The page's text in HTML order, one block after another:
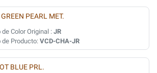
PEARL MET.
de Color Original : JR
de Producto: VCD-CHA-JR
BLUE PRL.